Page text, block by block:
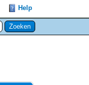
Help